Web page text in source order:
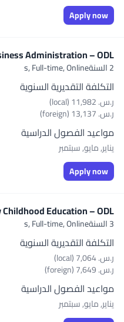
Apply now
Administration – ODL
2 السنةs, Full-time, Online
التكلفة التقديرية السنوية
ر.س.‏ 11,982 (local)
ر.س.‏ 13,137 (foreign)
مواعيد الفصول الدراسية
يناير, مايو, سبتمبر
Apply now
Education – ODL
3 السنةs, Full-time, Online
التكلفة التقديرية السنوية
ر.س.‏ 7,064 (local)
ر.س.‏ 7,649 (foreign)
مواعيد الفصول الدراسية
يناير, مايو, سبتمبر